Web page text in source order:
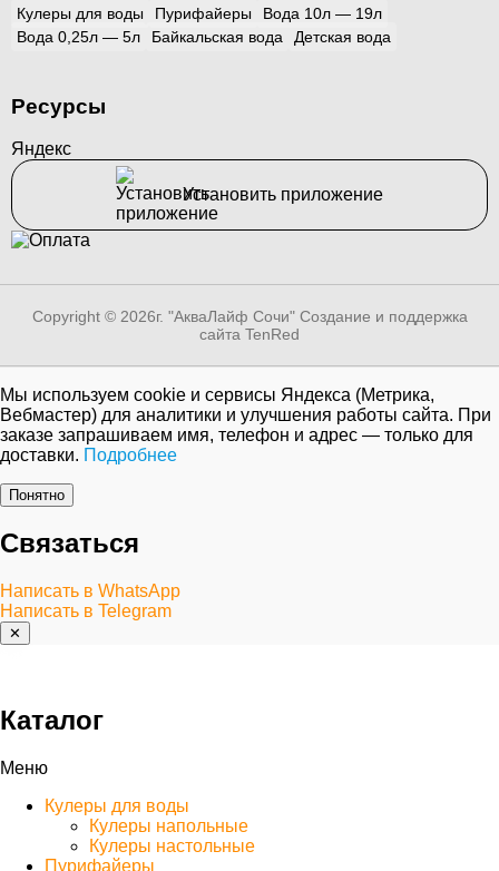
Кулеры для воды Пурифайеры
Вода 10л — 19л
Вода 0,25л — 5л
Байкальская вода Детская вода
Ресурсы
Яндекс
Установить приложение
Copyright © 2026г. "АкваЛайф Сочи" Создание и поддержка
сайта TenRed
Мы используем cookie и сервисы Яндекса (Метрика,
Вебмастер) для аналитики и улучшения работы сайта. При
заказе запрашиваем имя, телефон и адрес — только для
доставки. Подробнее
Понятно
Связаться
Написать в WhatsApp
Написать в Telegram
✕
Каталог
Меню
Кулеры для воды
Кулеры напольные
Кулеры настольные
Пурифайеры